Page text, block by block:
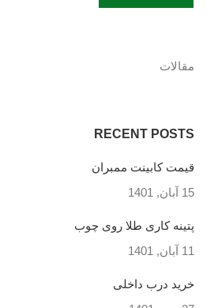
مقالات
RECENT POSTS
قیمت کابینت ممبران
15 آبان, 1401
پتینه کاری طلا روی چوب
11 آبان, 1401
خرید درب داخلی